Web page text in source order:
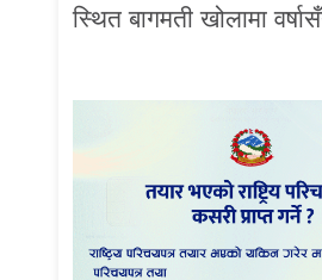
स्थित बागमती खोलामा